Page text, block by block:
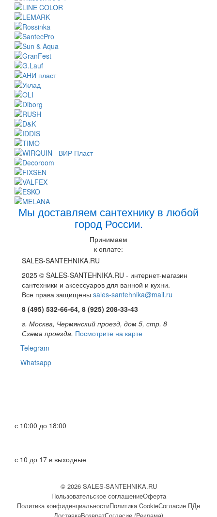
Мы доставляем сантехнику в любой
город России.
Принимаем
к оплате:
SALES-SANTEHNIKA.RU
2025 © SALES-SANTEHNIKA.RU - интернет-магазин
сантехники и аксессуаров для ванной и кухни.
Все права защищены sales-santehnika@mail.ru
8 (495) 532-66-64, 8 (925) 208-33-43
г. Москва, Чермянский проезд, дом 5, стр. 8
Схема проезда. Посмотрите на карте
Telegram
Whatsapp
с 10:00 до 18:00
с 10 до 17 в выходные
© 2026 SALES-SANTEHNIKA.RU
Пользовательское соглашениеОферта
Политика конфиденциальностиПолитика CookieСогласие ПДн